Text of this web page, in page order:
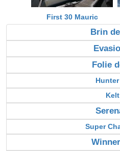
First 30 Mauric
Brin
Folie
Super